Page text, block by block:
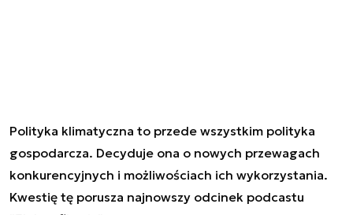
Polityka klimatyczna to przede wszystkim polityka
gospodarcza. Decyduje ona o nowych przewagach
konkurencyjnych i możliwościach ich wykorzystania.
Kwestię tę porusza najnowszy odcinek podcastu